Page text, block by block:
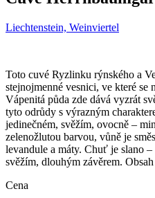
Liechtenstein, Weinviertel
Toto cuvé Ryzlinku rýnského a
stejnojmenné vesnici, ve které
Vápenitá půda zde dává vyzrát
tyto odrůdy s výrazným
jedinečném, svěžím, ovocně –
zelenožlutou barvou, vůně je
levandule a máty. Chuť je slano
svěžím, dlouhým závěrem.
Cena